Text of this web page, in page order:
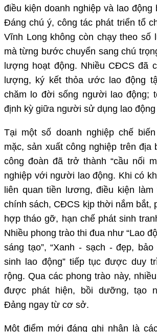
điều kiện doanh nghiệp và lao động
Đáng chú ý, công tác phát triển tổ
Vĩnh Long không còn chạy theo số
mà từng bước chuyển sang chú
lượng hoạt động. Nhiều CĐCS đã
lượng, ký kết thỏa ước lao động
chăm lo đời sống người lao động;
định kỳ giữa người sử dụng lao
Tại một số doanh nghiệp chế
mặc, sản xuất công nghiệp trên địa
công đoàn đã trở thành “cầu nối
nghiệp với người lao động. Khi có
liên quan tiền lương, điều kiện
chính sách, CĐCS kịp thời nắm bắt,
hợp tháo gỡ, hạn chế phát sinh
Nhiều phong trào thi đua như “Lao
sáng tạo”, “Xanh - sạch - đẹp,
sinh lao động” tiếp tục được duy
rộng. Qua các phong trào này,
được phát hiện, bồi dưỡng, tạo
Đảng ngay từ cơ sở.
Một điểm mới đáng ghi nhận là